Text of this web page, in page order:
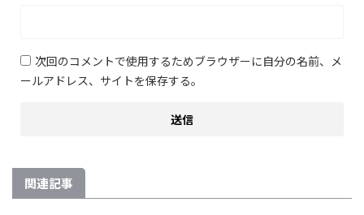
次回のコメントで使用するためブラウザーに自分の名前、メ
ールアドレス、サイトを保存する。
関連記事